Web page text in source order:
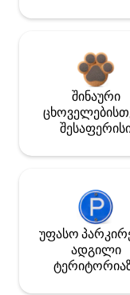
შინაური
უფასო
ადგილი